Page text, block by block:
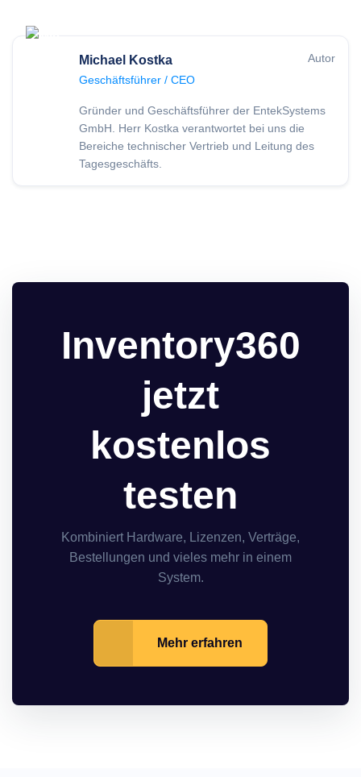
Michael Kostka
Autor
Geschäftsführer / CEO
Gründer und Geschäftsführer der EntekSystems
GmbH. Herr Kostka verantwortet bei uns die
Bereiche technischer Vertrieb und Leitung des
Tagesgeschäfts.
Inventory360
jetzt
kostenlos
testen
Kombiniert Hardware, Lizenzen, Verträge,
Bestellungen und vieles mehr in einem
System.
Mehr erfahren